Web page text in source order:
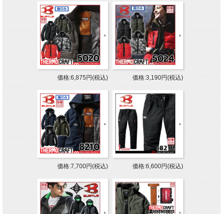
価格:6,875円(税込) 価格:3,190円(税込)
価格:7,700円(税込) 価格:6,600円(税込)